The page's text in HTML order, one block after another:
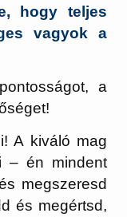
hogy teljes
vagyok a
a
A kiváló mag
– én mindent
megszeresd
és megértsd,